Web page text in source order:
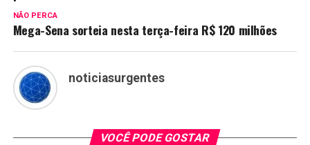
NÃO PERCA
Mega-Sena sorteia nesta terça-feira R$ 120 milhões
noticiasurgentes
VOCÊ PODE GOSTAR